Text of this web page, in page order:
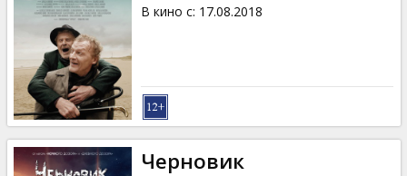
Кинозакуски
B2B
Клуб
В кино с: 17.08.2018
Черновик